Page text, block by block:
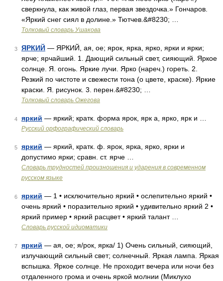
сверкнула, как живой глаз, первая звездочка.» Гончаров.
«Яркий снег сиял в долине.» Тютчев.&#8230; …
Толковый словарь Ушакова
3 ЯРКИЙ — ЯРКИЙ, ая, ое; ярок, ярка, ярко, ярки и ярки;
ярче; ярчайший. 1. Дающий сильный свет, сияющий. Яркое
солнце. Я. огонь. Яркие лучи. Ярко (нареч.) гореть. 2.
Резкий по чистоте и свежести тона (о цвете, краске). Яркие
краски. Я. рисунок. 3. перен.&#8230; …
Толковый словарь Ожегова
4 яркий — яркий; кратк. форма ярок, ярк а, ярко, ярк и …
Русский орфографический словарь
5 яркий — яркий, кратк. ф. ярок, ярка, ярко, ярки и
допустимо ярки; сравн. ст. ярче …
Словарь трудностей произношения и ударения в современном
русском языке
6 яркий — 1 • исключительно яркий • ослепительно яркий •
очень яркий • поразительно яркий • удивительно яркий 2 •
яркий пример • яркий расцвет • яркий талант …
Словарь русской идиоматики
7 яркий — ая, ое; я/рок, ярка/ 1) Очень сильный, сияющий,
излучающий сильный свет; солнечный. Яркая лампа. Яркая
вспышка. Яркое солнце. Не проходит вечера или ночи без
отдаленного грома и очень яркой молнии (Миклухо